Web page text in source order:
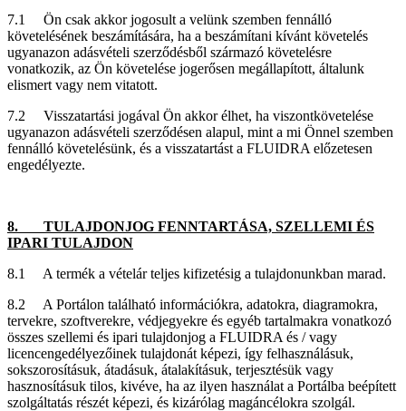
7.1 Ön csak akkor jogosult a velünk szemben fennálló
követelésének beszámítására, ha a beszámítani kívánt követelés
ugyanazon adásvételi szerződésből származó követelésre
vonatkozik, az Ön követelése jogerősen megállapított, általunk
elismert vagy nem vitatott.
7.2 Visszatartási jogával Ön akkor élhet, ha viszontkövetelése
ugyanazon adásvételi szerződésen alapul, mint a mi Önnel szemben
fennálló követelésünk, és a visszatartást a FLUIDRA előzetesen
engedélyezte.
8. TULAJDONJOG FENNTARTÁSA, SZELLEMI ÉS
IPARI TULAJDON
8.1 A termék a vételár teljes kifizetésig a tulajdonunkban marad.
8.2 A Portálon található információkra, adatokra, diagramokra,
tervekre, szoftverekre, védjegyekre és egyéb tartalmakra vonatkozó
összes szellemi és ipari tulajdonjog a FLUIDRA és / vagy
licencengedélyezőinek tulajdonát képezi, így felhasználásuk,
sokszorosításuk, átadásuk, átalakításuk, terjesztésük vagy
hasznosításuk tilos, kivéve, ha az ilyen használat a Portálba beépített
szolgáltatás részét képezi, és kizárólag magáncélokra szolgál.